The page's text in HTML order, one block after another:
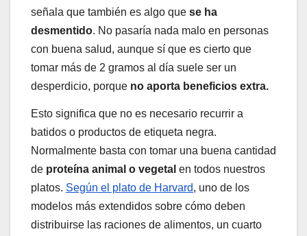
señala que también es algo que se ha
desmentido. No pasaría nada malo en personas
con buena salud, aunque sí que es cierto que
tomar más de 2 gramos al día suele ser un
desperdicio, porque no aporta beneficios extra.
Esto significa que no es necesario recurrir a
batidos o productos de etiqueta negra.
Normalmente basta con tomar una buena cantidad
de proteína animal o vegetal en todos nuestros
platos. Según el plato de Harvard, uno de los
modelos más extendidos sobre cómo deben
distribuirse las raciones de alimentos, un cuarto